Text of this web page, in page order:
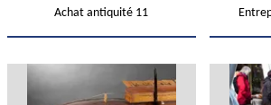
Achat antiquité 11